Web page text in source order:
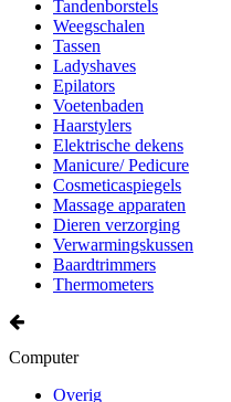
Tandenborstels
Weegschalen
Tassen
Ladyshaves
Epilators
Voetenbaden
Haarstylers
Elektrische dekens
Manicure/ Pedicure
Cosmeticaspiegels
Massage apparaten
Dieren verzorging
Verwarmingskussen
Baardtrimmers
Thermometers
Computer
Overig